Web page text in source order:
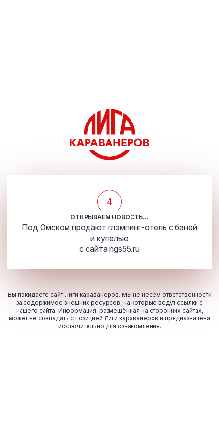
4
ОТКРЫВАЕМ НОВОСТЬ...
Под Омском продают глэмпинг-отель с баней
и купелью
с сайта ngs55.ru
Вы покидаете сайт Лиги караванеров. Мы не несём ответственности
за содержимое внешних ресурсов, на которые ведут ссылки с
нашего сайта. Информация, размещённая на сторонних сайтах,
может не совпадать с позицией Лиги караванеров и предназначена
исключительно для ознакомления.